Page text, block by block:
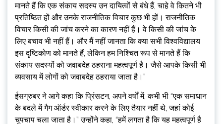
मानते हैं कि एक संकाय सदस्य उन दायित्वों से बंधे हैं, चाहे वे कितने भी
प्रतिष्ठित हों और उनके राजनीतिक विचार कुछ भी हों। राजनीतिक
विचार किसी की जांच करने का कारण नहीं हैं। वे किसी की जांच के
लिए बचाव भी नहीं हैं। और मैं नहीं जानता कि क्या सभी विश्वविद्यालय
इस दृष्टिकोण को मानते हैं, लेकिन हम निश्चित रूप से मानते हैं कि
संकाय सदस्यों को जवाबदेह ठहराना महत्वपूर्ण है। जैसे आपके किसी भी
व्यवसाय में लोगों को जवाबदेह ठहराया जाता है।”
ईसग्रुबर ने आगे कहा कि प्रिंसटन, अपने वर्षों में, कभी भी “एक समाधान
के बदले में गैग ऑर्डर स्वीकार करने के लिए तैयार नहीं थे, जहां कोई
चुपचाप चला जाता है।” उन्होंने कहा, “हमें लगता है कि यह महत्वपूर्ण है